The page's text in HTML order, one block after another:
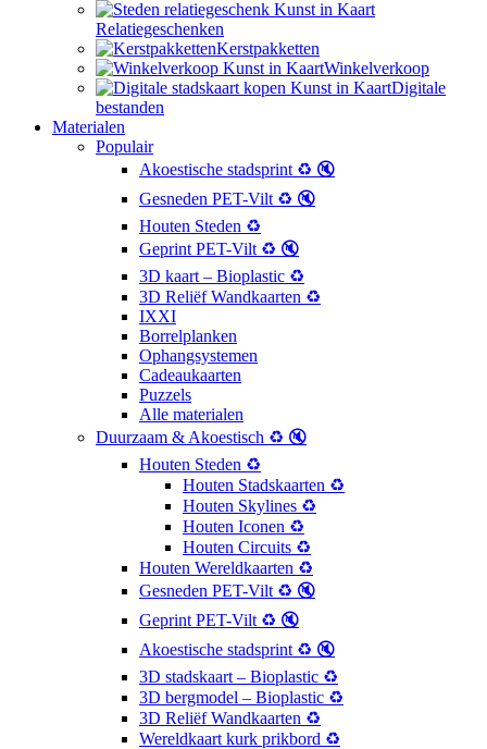
Relatiegeschenken
Kerstpakketten
Winkelverkoop
Digitale
bestanden
Materialen
Populair
Akoestische stadsprint ♻️ 🔇
Gesneden PET-Vilt ♻️ 🔇
Houten Steden ♻️
Geprint PET-Vilt ♻️ 🔇
3D kaart – Bioplastic ♻️
3D Reliëf Wandkaarten ♻️
IXXI
Borrelplanken
Ophangsystemen
Cadeaukaarten
Puzzels
Alle materialen
Duurzaam & Akoestisch ♻️ 🔇
Houten Steden ♻️
Houten Stadskaarten ♻️
Houten Skylines ♻️
Houten Iconen ♻️
Houten Circuits ♻️
Houten Wereldkaarten ♻️
Gesneden PET-Vilt ♻️ 🔇
Geprint PET-Vilt ♻️ 🔇
Akoestische stadsprint ♻️ 🔇
3D stadskaart – Bioplastic ♻️
3D bergmodel – Bioplastic ♻️
3D Reliëf Wandkaarten ♻️
Wereldkaart kurk prikbord ♻️